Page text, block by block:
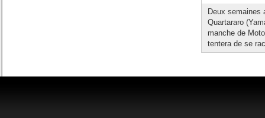
Deux semaines
Quartararo
manche de
tentera de se